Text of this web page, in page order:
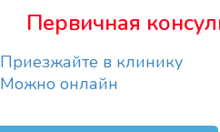
Первичная
Приезжайте в клинику
Можно онлайн